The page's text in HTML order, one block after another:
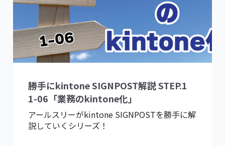
勝手にkintone SIGNPOST解説 STEP.1
1-06「業務のkintone化」
アールスリーがkintone SIGNPOSTを勝手に解
説していくシリーズ！